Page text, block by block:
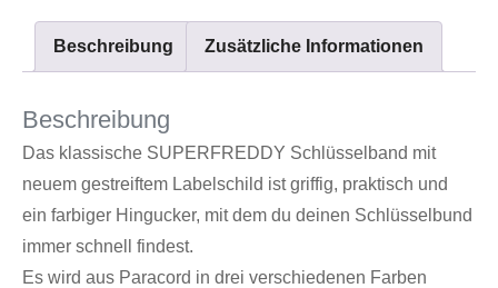
Beschreibung Zusätzliche Informationen
Beschreibung
Das klassische SUPERFREDDY Schlüsselband mit
neuem gestreiftem Labelschild ist griffig, praktisch und
ein farbiger Hingucker, mit dem du deinen Schlüsselbund
immer schnell findest.
Es wird aus Paracord in drei verschiedenen Farben